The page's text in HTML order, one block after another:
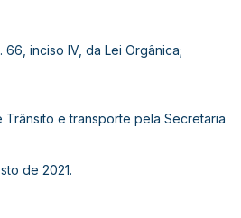
inciso IV, da Lei Orgânica;
Trânsito e transporte pela Secretaria
de 2021.